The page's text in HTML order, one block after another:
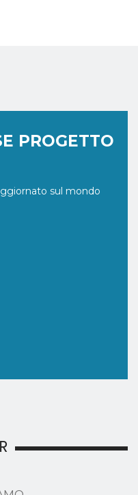
PROGETTO
sul mondo